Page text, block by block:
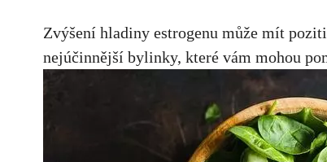
Zvýšení hladiny estrogenu může mít
nejúčinnější bylinky, které vám mohou